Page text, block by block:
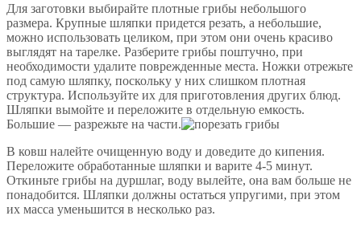
Для заготовки выбирайте плотные грибы небольшого
размера. Крупные шляпки придется резать, а небольшие,
можно использовать целиком, при этом они очень красиво
выглядят на тарелке. Разберите грибы поштучно, при
необходимости удалите поврежденные места. Ножки отрежьте
под самую шляпку, поскольку у них слишком плотная
структура. Используйте их для приготовления других блюд.
Шляпки вымойте и переложите в отдельную емкость.
Большие — разрежьте на части.
В ковш налейте очищенную воду и доведите до кипения.
Переложите обработанные шляпки и варите 4-5 минут.
Откиньте грибы на дуршлаг, воду вылейте, она вам больше не
понадобится. Шляпки должны остаться упругими, при этом
их масса уменьшится в несколько раз.